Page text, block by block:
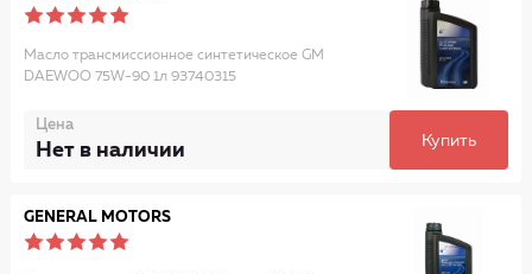
Масло трансмиссионное синтетическое GM
DAEWOO 75W-90 1л 93740315
Цена
Нет в наличии Купить
GENERAL MOTORS